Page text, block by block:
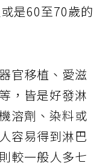
是60至70歲的
官移植、愛滋
，皆是好發淋
溶劑、染料或
容易得到淋巴
較一般人多七